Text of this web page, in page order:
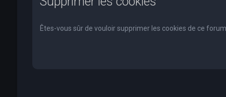
Êtes-vous sûr de vouloir supprimer les cookies de ce